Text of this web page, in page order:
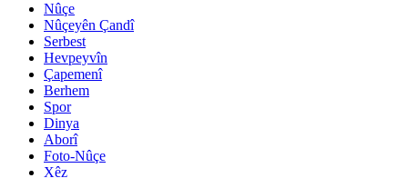
Nûçe
Nûçeyên Çandî
Serbest
Hevpeyvîn
Çapemenî
Berhem
Spor
Dinya
Aborî
Foto-Nûçe
Xêz